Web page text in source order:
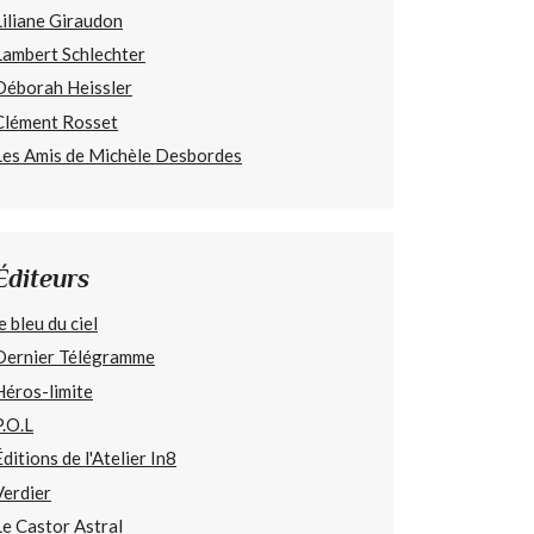
Giraudon
Schlechter
Heissler
Rosset
Amis de Michèle Desbordes
bleu du ciel
Télégramme
limite
de l'Atelier In8
Castor Astral